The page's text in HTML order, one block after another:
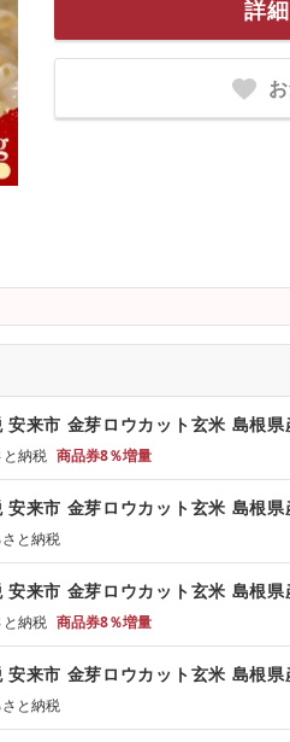
詳
と納税
安来市 金芽ロウカット玄米 島根
商品券8％増量
と納税
安来市 金芽ロウカット玄米 島根
と納税
安来市 金芽ロウカット玄米 島根
商品券8％増量
と納税
安来市 金芽ロウカット玄米 島根